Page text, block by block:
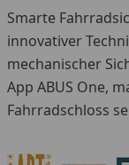
Smarte
innovativer
mechanischer
App ABUS One,
Fahrradschloss